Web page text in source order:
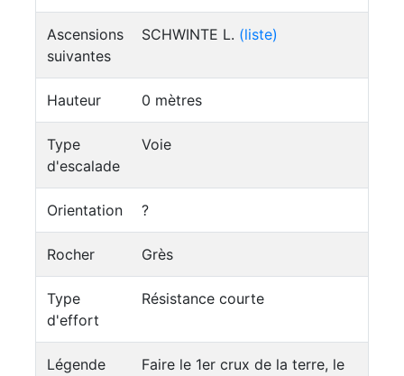
Ascensions
suivantes
SCHWINTE L. (liste)
Hauteur 0 mètres
Type
d'escalade
Voie
Orientation ?
Rocher Grès
Type
d'effort
Résistance courte
Légende
Faire le 1er crux de la terre, le